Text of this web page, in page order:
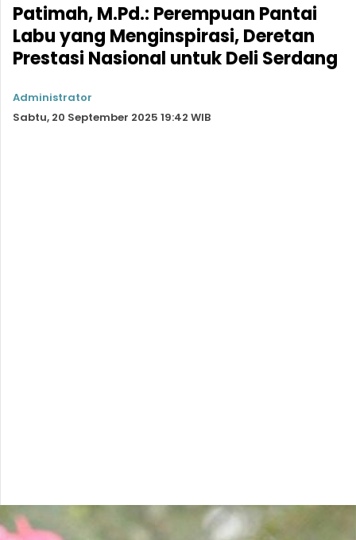
Patimah, M.Pd.: Perempuan Pantai
Labu yang Menginspirasi, Deretan
Prestasi Nasional untuk Deli Serdang
Administrator
Sabtu, 20 September 2025 19:42 WIB